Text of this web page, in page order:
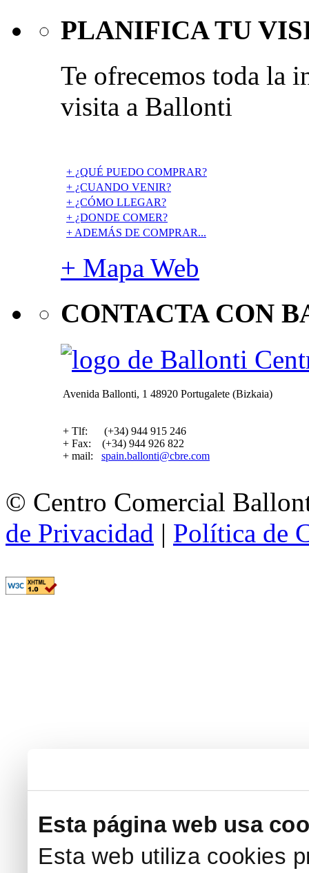
Esta página web usa
Esta web utiliza cookies
PLANIFICA TU
Te ofrecemos toda la
visita a Ballonti
+ ¿QUÉ PUEDO COMPRAR?
+ ¿CUANDO VENIR?
+ ¿CÓMO LLEGAR?
+ ¿DONDE COMER?
+ ADEMÁS DE COMPRAR...
+ Mapa Web
CONTACTA CON
Avenida Ballonti, 1 48920 Portugalete (Bizkaia)
+ Tlf: (+34) 944 915 246
+ Fax: (+34) 944 926 822
+ mail: spain.ballonti@cbre.com
© Centro Comercial
de Privacidad | Política de